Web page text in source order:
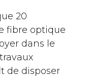
20
fibre optique
dans le
de disposer